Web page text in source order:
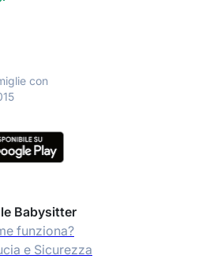
con
le Babysitter
funziona?
e Sicurezza